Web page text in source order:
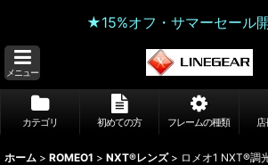
★15%オフ・サマーセール
メニュー
カテゴリ 初めての方 フレームの種類 店
ホーム > ROMEO1 > NXT®レンズ > ロメオ1 NXT®調